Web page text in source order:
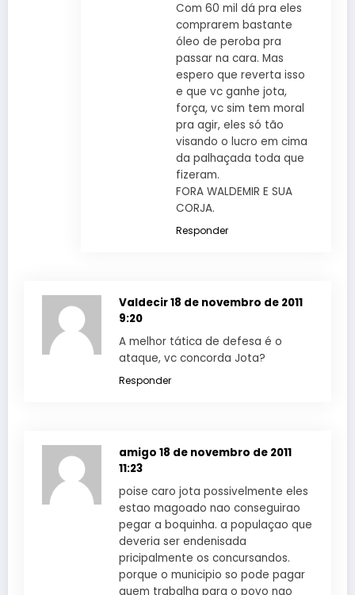
Com 60 mil dá pra eles
comprarem bastante
óleo de peroba pra
passar na cara. Mas
espero que reverta isso
e que vc ganhe jota,
força, vc sim tem moral
pra agir, eles só tão
visando o lucro em cima
da palhaçada toda que
fizeram.
FORA WALDEMIR E SUA
CORJA.
Responder
Valdecir18 de novembro de 2011
9:20
A melhor tática de defesa é o
ataque, vc concorda Jota?
Responder
amigo 18 de novembro de 2011
11:23
poise caro jota possivelmente eles
estao magoado nao conseguirao
pegar a boquinha. a populaçao que
deveria ser endenisada
pricipalmente os concursandos.
porque o municipio so pode pagar
quem trabalha para o povo nao